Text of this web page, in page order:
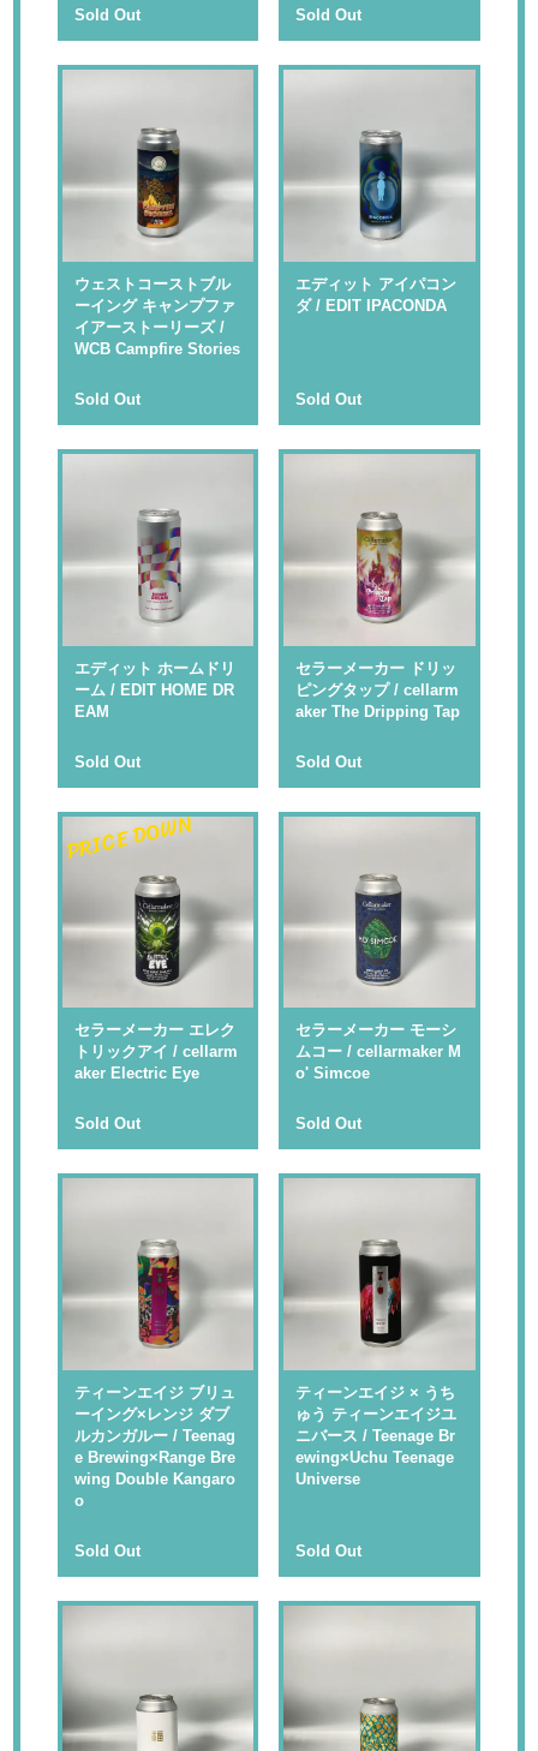
Sold Out Sold Out
ウェストコーストブル
ーイング キャンプファ
イアーストーリーズ /
WCB Campfire Stories
Sold Out
エディット アイパコン
ダ / EDIT IPACONDA
Sold Out
エディット ホームドリ
ーム / EDIT HOME DR
EAM
Sold Out
セラーメーカー ドリッ
ピングタップ / cellarm
aker The Dripping Tap
Sold Out
PRICE DOWN
セラーメーカー エレク
トリックアイ / cellarm
aker Electric Eye
Sold Out
セラーメーカー モーシ
ムコー / cellarmaker M
o' Simcoe
Sold Out
ティーンエイジ ブリュ
ーイング×レンジ ダブ
ルカンガルー / Teenag
e Brewing×Range Bre
wing Double Kangaro
o
Sold Out
ティーンエイジ × うち
ゅう ティーンエイジユ
ニバース / Teenage Br
ewing×Uchu Teenage
Universe
Sold Out